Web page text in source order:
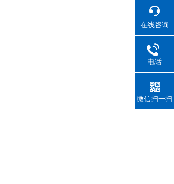
在线咨询
电话
微信扫一扫